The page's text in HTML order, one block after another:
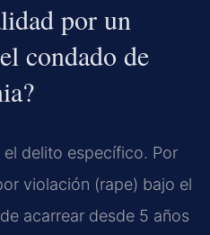
por un
condado de
el delito específico. Por
violación (rape) bajo el
acarrear desde 5 años